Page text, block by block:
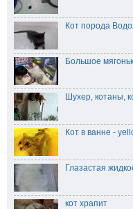
Кот порода
Большое
Шухер, котаны,
Кот в ванне -
Глазастая
кот храпит